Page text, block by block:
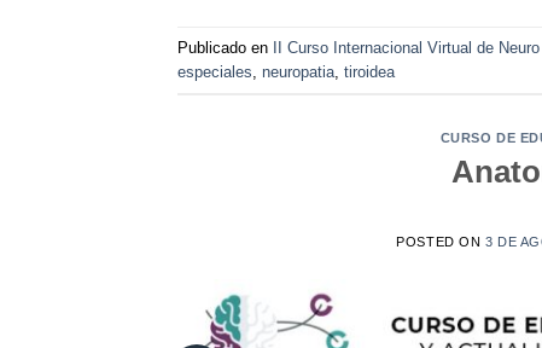
Publicado en II Curso Internacional Virtual de
especiales neuropatia tiroidea
CURSO DE
POSTED ON 3 DE